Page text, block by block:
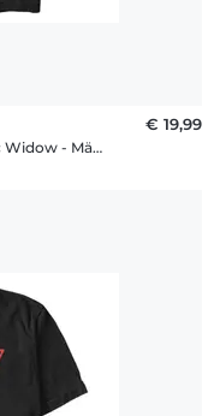
Marvel - Black Widow - Black Widow Epic Widow - Männer T-Shirt
€ 19,99